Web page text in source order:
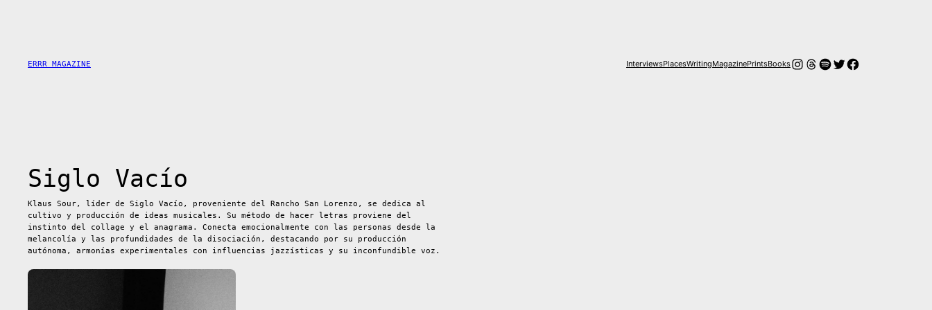
ERRR MAGAZINE InterviewsPlacesWritingMagazinePrintsBooksInstagram
Hilos
Spotify
Twitter
Facebook
Siglo Vacío
Klaus Sour, líder de Siglo Vacío, proveniente del Rancho San Lorenzo, se dedica al
cultivo y producción de ideas musicales. Su método de hacer letras proviene del
instinto del collage y el anagrama. Conecta emocionalmente con las personas desde la
melancolía y las profundidades de la disociación, destacando por su producción
autónoma, armonías experimentales con influencias jazzísticas y su inconfundible voz.